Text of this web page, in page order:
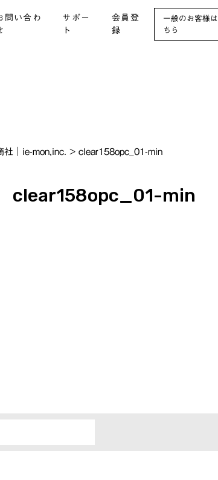
問い合わ
サポー
ト
会員登
録
一般のお客様
ちら
社｜ie-mon,inc. > clear158opc_01-min
clear158opc_01-min